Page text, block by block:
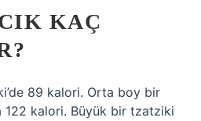
KAÇ
89 kalori. Orta boy bir
kalori. Büyük bir tzatziki